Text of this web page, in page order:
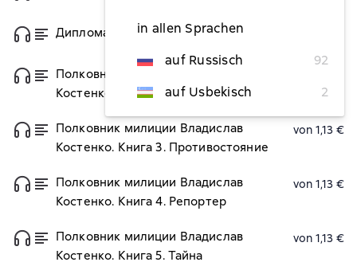
in allen Sprachen
auf Russisch
92
auf Usbekisch
2
Дипломатический агент
Полковник милиции Владислав
Костенко. Книга 2. Огарева, 6
Полковник милиции Владислав
Костенко. Книга 3. Противостояние
von 1,13 €
Полковник милиции Владислав
Костенко. Книга 4. Репортер
von 1,13 €
Полковник милиции Владислав
Костенко. Книга 5. Тайна
von 1,13 €